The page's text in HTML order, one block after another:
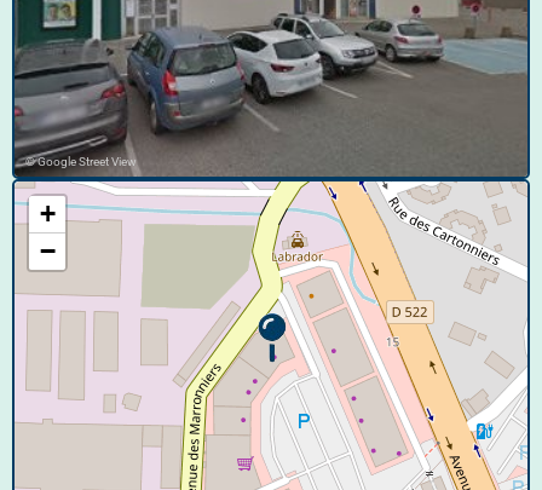
© Google Street View
+
−